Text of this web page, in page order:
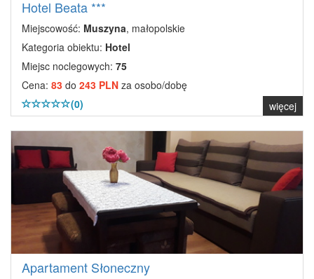
Hotel Beata ***
Miejscowość: Muszyna, małopolskie
Kategoria obiektu: Hotel
Miejsc noclegowych: 75
Cena: 83 do 243 PLN za osobo/dobę
(0)
więcej
Apartament Słoneczny